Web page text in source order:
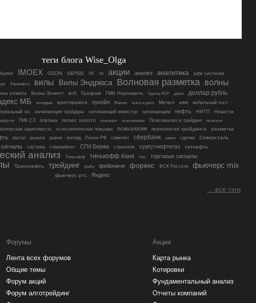
теги блога Wise_Olga
IMOEX OZON S&P500 VK X5 акции анализ аналитика афк система
башнефть вилы Вилы Эндрюса Волновая разметка волны
эллиота Волны Эллиотт втб Газпром ГМК Норникель Группа ЛСР двмп доллар рубль
МБ интеррао криптовалюта лукойл Магнит мать и дитя Мечел ммк
мобильный пост
газ начинающие трейдеры начинающий инвестор начинающим нефть НМТП Новатэк
ПИК СЗ платина полюс золото психанул психоанализ Психоанализ и трейдинг
психолог
зависимость психологическая ловушка психология психология трейдинга разметка
русал рынок рынок - взгляд Рынок РФ самолет сбербанк свечи сделки
Северсталь
сигналы система совкомфлот СПб Биржа стратегия сургутнефтегаз татнефть
анализ Тинькофф тинькофф банк тмк торговые сигналы
Транснефть трейдинг фибо фибоначи форекс ФСК Россети фьючерс mix
фьючерс ртс Яндекс
....все тэги
Форумы
Лента всех форумов
Общие темы
Форум акций
Форум алготрейдинг
Акции
Карта рынка
Котировки
Фундаментальный анализ
Отчеты компаний